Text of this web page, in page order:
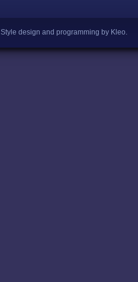
Style design and programming by Kleo.